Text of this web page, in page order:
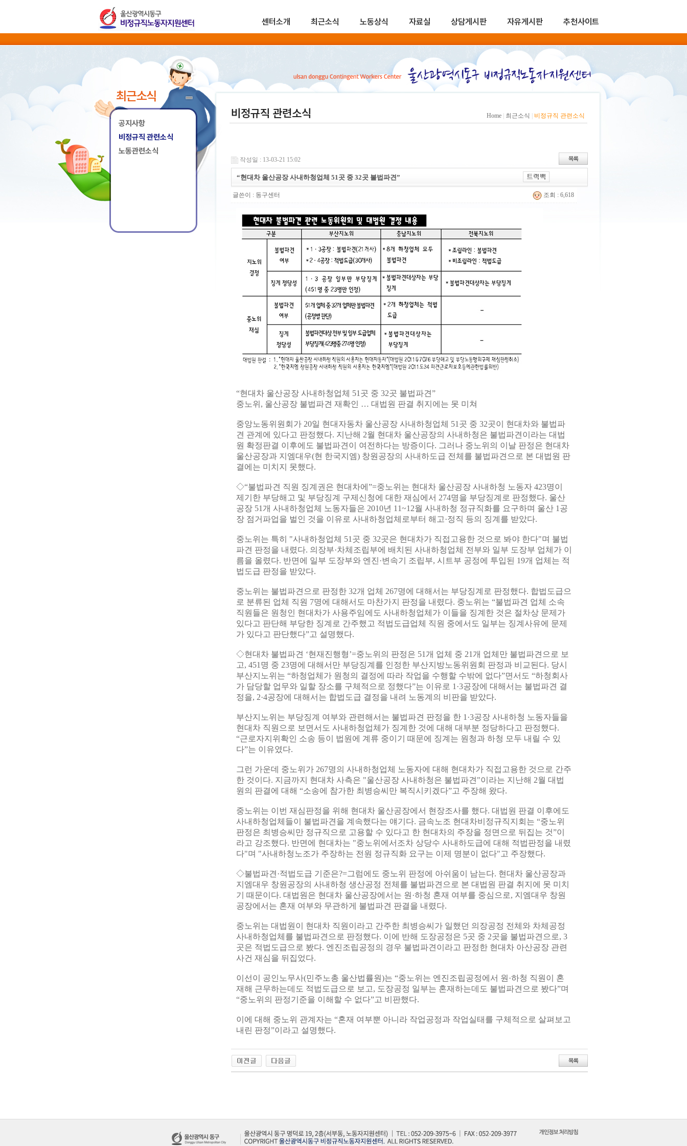
센터소개 최근소식 노동상식 자료실 상담게시판 자유게시판 추천사이트
최근소식
공지사항
비정규직 관련소식
노동관련소식
비정규직 관련소식 Home 최근소식 비정규직 관련소식
작성일 : 13-03-21 15:02
“현대차 울산공장 사내하청업체 51곳 중 32곳 불법파견”
글쓴이 : 동구센터 조회 : 6,618
“현대차 울산공장 사내하청업체 51곳 중 32곳 불법파견”
중노위, 울산공장 불법파견 재확인 … 대법원 판결 취지에는 못 미쳐
중앙노동위원회가 20일 현대자동차 울산공장 사내하청업체 51곳 중 32곳이 현대차와 불법파
견 관계에 있다고 판정했다. 지난해 2월 현대차 울산공장의 사내하청은 불법파견이라는 대법
원 확정판결 이후에도 불법파견이 여전하다는 방증이다. 그러나 중노위의 이날 판정은 현대차
울산공장과 지엠대우(현 한국지엠) 창원공장의 사내하도급 전체를 불법파견으로 본 대법원 판
결에는 미치지 못했다.
◇“불법파견 직원 징계권은 현대차에”=중노위는 현대차 울산공장 사내하청 노동자 423명이
제기한 부당해고 및 부당징계 구제신청에 대한 재심에서 274명을 부당징계로 판정했다. 울산
공장 51개 사내하청업체 노동자들은 2010년 11~12월 사내하청 정규직화를 요구하며 울산 1공
장 점거파업을 벌인 것을 이유로 사내하청업체로부터 해고·정직 등의 징계를 받았다.
중노위는 특히 "사내하청업체 51곳 중 32곳은 현대차가 직접고용한 것으로 봐야 한다"며 불법
파견 판정을 내렸다. 의장부·차체조립부에 배치된 사내하청업체 전부와 일부 도장부 업체가 이
름을 올렸다. 반면에 일부 도장부와 엔진·변속기 조립부, 시트부 공정에 투입된 19개 업체는 적
법도급 판정을 받았다.
중노위는 불법파견으로 판정한 32개 업체 267명에 대해서는 부당징계로 판정했다. 합법도급으
로 분류된 업체 직원 7명에 대해서도 마찬가지 판정을 내렸다. 중노위는 “불법파견 업체 소속
직원들은 원청인 현대차가 사용주임에도 사내하청업체가 이들을 징계한 것은 절차상 문제가
있다고 판단해 부당한 징계로 간주했고 적법도급업체 직원 중에서도 일부는 징계사유에 문제
가 있다고 판단했다”고 설명했다.
◇현대차 불법파견 ‘현재진행형’=중노위의 판정은 51개 업체 중 21개 업체만 불법파견으로 보
고, 451명 중 23명에 대해서만 부당징계를 인정한 부산지방노동위원회 판정과 비교된다. 당시
부산지노위는 “하청업체가 원청의 결정에 따라 작업을 수행할 수밖에 없다”면서도 “하청회사
가 담당할 업무와 일할 장소를 구체적으로 정했다”는 이유로 1·3공장에 대해서는 불법파견 결
정을, 2·4공장에 대해서는 합법도급 결정을 내려 노동계의 비판을 받았다.
부산지노위는 부당징계 여부와 관련해서는 불법파견 판정을 한 1·3공장 사내하청 노동자들을
현대차 직원으로 보면서도 사내하청업체가 징계한 것에 대해 대부분 정당하다고 판정했다.
“근로자지위확인 소송 등이 법원에 계류 중이기 때문에 징계는 원청과 하청 모두 내릴 수 있
다”는 이유였다.
그런 가운데 중노위가 267명의 사내하청업체 노동자에 대해 현대차가 직접고용한 것으로 간주
한 것이다. 지금까지 현대차 사측은 "울산공장 사내하청은 불법파견"이라는 지난해 2월 대법
원의 판결에 대해 “소송에 참가한 최병승씨만 복직시키겠다”고 주장해 왔다.
중노위는 이번 재심판정을 위해 현대차 울산공장에서 현장조사를 했다. 대법원 판결 이후에도
사내하청업체들이 불법파견을 계속했다는 얘기다. 금속노조 현대차비정규직지회는 “중노위
판정은 최병승씨만 정규직으로 고용할 수 있다고 한 현대차의 주장을 정면으로 뒤집는 것”이
라고 강조했다. 반면에 현대차는 "중노위에서조차 상당수 사내하도급에 대해 적법판정을 내렸
다"며 "사내하청노조가 주장하는 전원 정규직화 요구는 이제 명분이 없다"고 주장했다.
◇불법파견·적법도급 기준은?=그럼에도 중노위 판정에 아쉬움이 남는다. 현대차 울산공장과
지엠대우 창원공장의 사내하청 생산공정 전체를 불법파견으로 본 대법원 판결 취지에 못 미치
기 때문이다. 대법원은 현대차 울산공장에서는 원·하청 혼재 여부를 중심으로, 지엠대우 창원
공장에서는 혼재 여부와 무관하게 불법파견 판결을 내렸다.
중노위는 대법원이 현대차 직원이라고 간주한 최병승씨가 일했던 의장공정 전체와 차체공정
사내하청업체를 불법파견으로 판정했다. 이에 반해 도장공정은 5곳 중 2곳을 불법파견으로, 3
곳은 적법도급으로 봤다. 엔진조립공정의 경우 불법파견이라고 판정한 현대차 아산공장 관련
사건 재심을 뒤집었다.
이선이 공인노무사(민주노총 울산법률원)는 “중노위는 엔진조립공정에서 원·하청 직원이 혼
재해 근무하는데도 적법도급으로 보고, 도장공정 일부는 혼재하는데도 불법파견으로 봤다”며
“중노위의 판정기준을 이해할 수 없다”고 비판했다.
이에 대해 중노위 관계자는 “혼재 여부뿐 아니라 작업공정과 작업실태를 구체적으로 살펴보고
내린 판정”이라고 설명했다.